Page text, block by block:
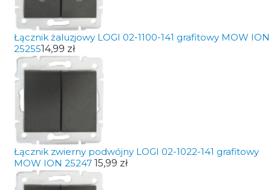
Łącznik żaluzjowy LOGI 02-1100-141 grafitowy MOW ION
2525514,99 zł
Łącznik zwierny podwójny LOGI 02-1022-141 grafitowy
MOW ION 25247 15,99 zł